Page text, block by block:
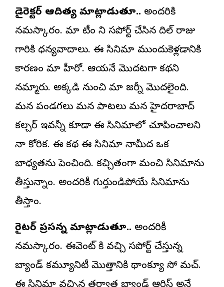
డైరెక్టర్ ఆదిత్య మాట్లాడుతూ.. అందరికి
నమస్కారం. మా టీం ని సపోర్ట్ చేసిన దిల్ రాజు
గారికి ధన్యవాదాలు. ఈ సినిమా ముందుకెళ్లడానికి
కారణం మా హీరో. ఆయనే మొదటగా కథని
నమ్మారు. అక్కడి నుంచి మా జర్నీ మొదలైంది.
మన పండగలు మన పాటలు మన హైదరాబాద్
కల్చర్ ఇవన్నీ కూడా ఈ సినిమాలో చూపించాలని
నా కోరిక. ఈ కథ ఈ సినిమా నామీద ఒక
బాధ్యతను పెంచింది. కచ్చితంగా మంచి సినిమాను
తీస్తున్నాం. అందరికీ గుర్తుండిపోయే సినిమాను
తీస్తాం.
రైటర్ ప్రసన్న మాట్లాడుతూ.. అందరికీ
నమస్కారం. ఈవెంట్ కి వచ్చి సపోర్ట్ చేస్తున్న
బ్యాండ్ కమ్యూనిటీ మొత్తానికి థాంక్యూ సో మచ్.